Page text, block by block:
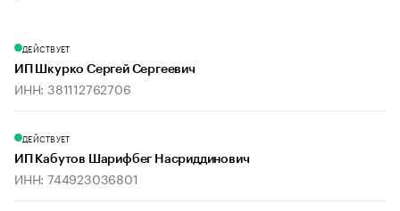
ДЕЙСТВУЕТ
ИП Шкурко Сергей Сергеевич
ИНН: 381112762706
ДЕЙСТВУЕТ
ИП Кабутов Шарифбег Насриддинович
ИНН: 744923036801